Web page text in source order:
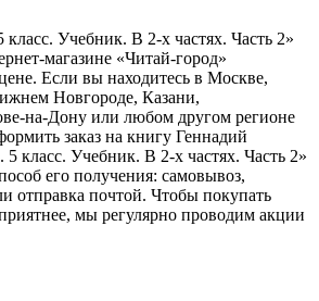
Учебник. В 2-х частях. Часть 2»
магазине «Читай-город»
Если вы находитесь в Москве,
Новгороде, Казани,
на-Дону или любом другом регионе
заказ на книгу Геннадий
класс. Учебник. В 2-х частях. Часть 2»
его получения: самовывоз,
отправка почтой. Чтобы покупать
мы регулярно проводим акции